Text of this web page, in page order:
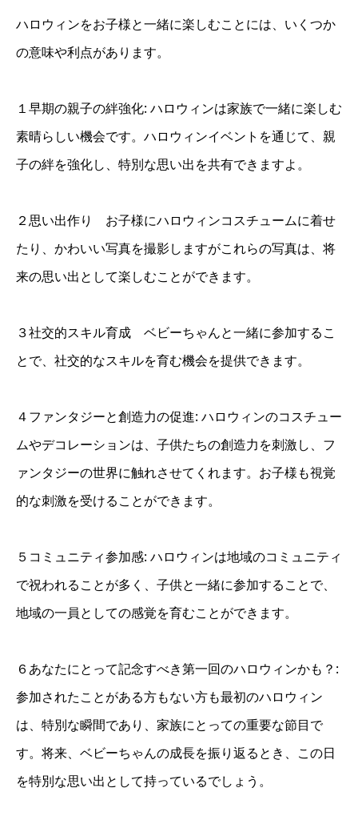
ハロウィンをお子様と一緒に楽しむことには、いくつか
の意味や利点があります。
１早期の親子の絆強化: ハロウィンは家族で一緒に楽しむ
素晴らしい機会です。ハロウィンイベントを通じて、親
子の絆を強化し、特別な思い出を共有できますよ。
２思い出作り お子様にハロウィンコスチュームに着せ
たり、かわいい写真を撮影しますがこれらの写真は、将
来の思い出として楽しむことができます。
３社交的スキル育成 ベビーちゃんと一緒に参加するこ
とで、社交的なスキルを育む機会を提供できます。
４ファンタジーと創造力の促進: ハロウィンのコスチュー
ムやデコレーションは、子供たちの創造力を刺激し、フ
ァンタジーの世界に触れさせてくれます。お子様も視覚
的な刺激を受けることができます。
５コミュニティ参加感: ハロウィンは地域のコミュニティ
で祝われることが多く、子供と一緒に参加することで、
地域の一員としての感覚を育むことができます。
６あなたにとって記念すべき第一回のハロウィンかも？:
参加されたことがある方もない方も最初のハロウィン
は、特別な瞬間であり、家族にとっての重要な節目で
す。将来、ベビーちゃんの成長を振り返るとき、この日
を特別な思い出として持っているでしょう。